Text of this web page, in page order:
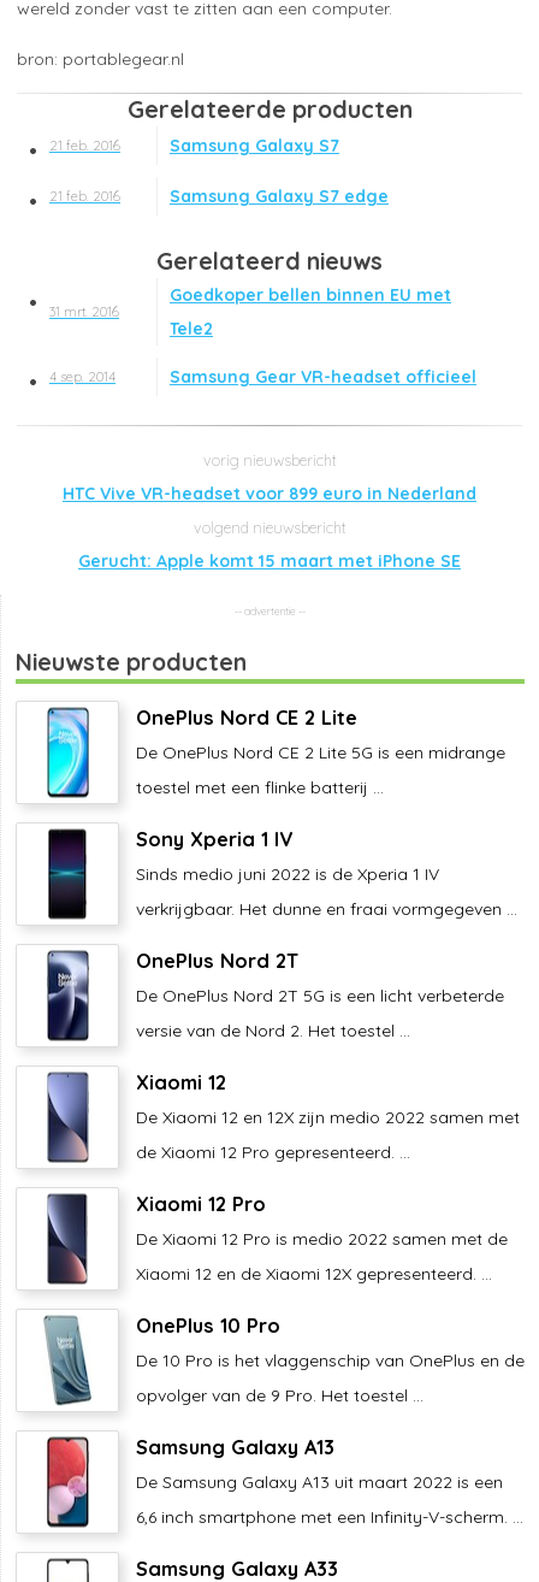
wereld zonder vast te zitten aan een computer.
portablegear.nl
Gerelateerde producten
21 feb. 2016 Samsung Galaxy S7
21 feb. 2016 Samsung Galaxy S7 edge
Gerelateerd nieuws
31 mrt. 2016
Goedkoper bellen binnen EU met
Tele2
4 sep. 2014 Samsung Gear VR-headset officieel
HTC Vive VR-headset voor 899 euro in Nederland
Gerucht: Apple komt 15 maart met iPhone SE
Nieuwste producten
OnePlus Nord CE 2 Lite
De OnePlus Nord CE 2 Lite 5G is een midrange
toestel met een flinke batterij ...
Sony Xperia 1 IV
Sinds medio juni 2022 is de Xperia 1 IV
verkrijgbaar. Het dunne en fraai vormgegeven ...
OnePlus Nord 2T
De OnePlus Nord 2T 5G is een licht verbeterde
versie van de Nord 2. Het toestel ...
Xiaomi 12
De Xiaomi 12 en 12X zijn medio 2022 samen met
de Xiaomi 12 Pro gepresenteerd. ...
Xiaomi 12 Pro
De Xiaomi 12 Pro is medio 2022 samen met de
Xiaomi 12 en de Xiaomi 12X gepresenteerd. ...
OnePlus 10 Pro
De 10 Pro is het vlaggenschip van OnePlus en de
opvolger van de 9 Pro. Het toestel ...
Samsung Galaxy A13
De Samsung Galaxy A13 uit maart 2022 is een
6,6 inch smartphone met een Infinity-V-scherm. ...
Samsung Galaxy A33